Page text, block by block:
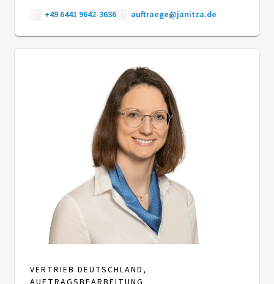
+49 6441 9642-3636 auftraege@janitza.de
VERTRIEB DEUTSCHLAND,